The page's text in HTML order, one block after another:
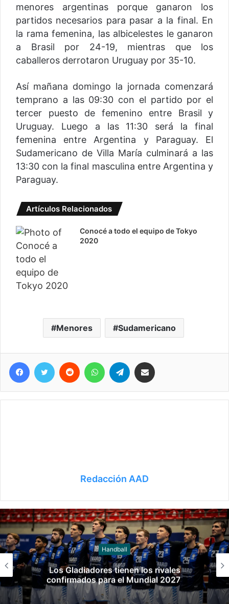
menores argentinas porque ganaron los
partidos necesarios para pasar a la final. En
la rama femenina, las albicelestes le ganaron
a Brasil por 24-19, mientras que los
caballeros derrotaron Uruguay por 35-10.
Así mañana domingo la jornada comenzará
temprano a las 09:30 con el partido por el
tercer puesto de femenino entre Brasil y
Uruguay. Luego a las 11:30 será la final
femenina entre Argentina y Paraguay. El
Sudamericano de Villa María culminará a las
13:30 con la final masculina entre Argentina y
Paraguay.
Artículos Relacionados
Conocé a todo el equipo de Tokyo
2020
Menores Sudamericano
Telegram
Redacción AAD
Handball
Diego Simonet: “Este reconocimiento es
más que ganar cualquier título”